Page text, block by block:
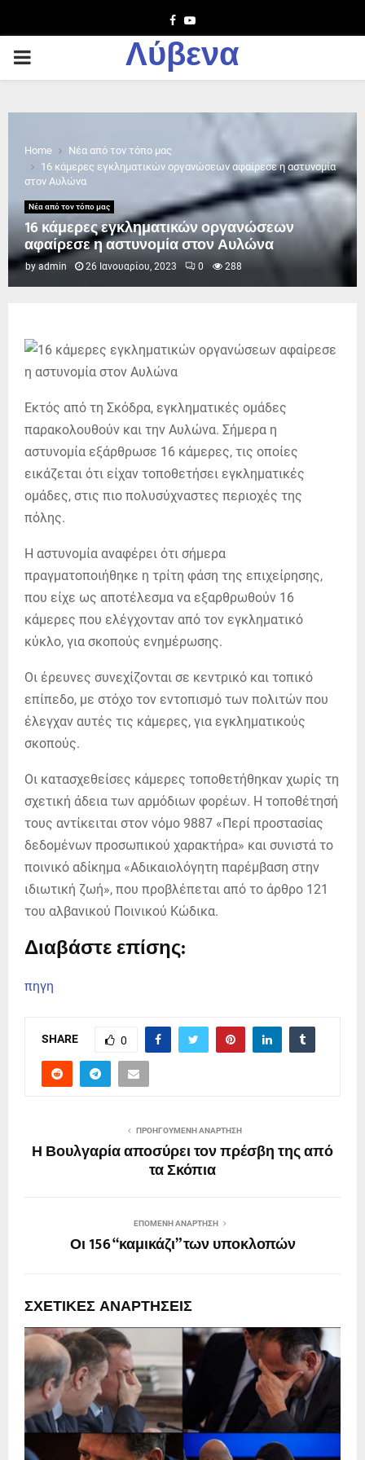
Facebook
Youtube
PRIMARY
Λύβενα
Home
Νέα από τον τόπο μας
16 κάμερες εγκληματικών οργανώσεων αφαίρεσε η αστυνομία
στον Αυλώνα
Νέα από τον τόπο μας
16 κάμερες εγκληματικών οργανώσεων
αφαίρεσε η αστυνομία στον Αυλώνα
byadmin 26 Ιανουαρίου, 2023 0 288
Εκτός από τη Σκόδρα, εγκληματικές ομάδες
παρακολουθούν και την Αυλώνα. Σήμερα η
αστυνομία εξάρθρωσε 16 κάμερες, τις οποίες
εικάζεται ότι είχαν τοποθετήσει εγκληματικές
ομάδες, στις πιο πολυσύχναστες περιοχές της
πόλης.
Η αστυνομία αναφέρει ότι σήμερα
πραγματοποιήθηκε η τρίτη φάση της επιχείρησης,
που είχε ως αποτέλεσμα να εξαρθρωθούν 16
κάμερες που ελέγχονταν από τον εγκληματικό
κύκλο, για σκοπούς ενημέρωσης.
Οι έρευνες συνεχίζονται σε κεντρικό και τοπικό
επίπεδο, με στόχο τον εντοπισμό των πολιτών που
έλεγχαν αυτές τις κάμερες, για εγκληματικούς
σκοπούς.
Οι κατασχεθείσες κάμερες τοποθετήθηκαν χωρίς τη
σχετική άδεια των αρμόδιων φορέων. Η τοποθέτησή
τους αντίκειται στον νόμο 9887 «Περί προστασίας
δεδομένων προσωπικού χαρακτήρα» και συνιστά το
ποινικό αδίκημα «Αδικαιολόγητη παρέμβαση στην
ιδιωτική ζωή», που προβλέπεται από το άρθρο 121
του αλβανικού Ποινικού Κώδικα.
Διαβάστε επίσης:
πηγη
SHARE 0
ΠΡΟΗΓΟΎΜΕΝΗ ΑΝΆΡΤΗΣΗ
Η Βουλγαρία αποσύρει τον πρέσβη της από
τα Σκόπια
ΕΠΌΜΕΝΗ ΑΝΆΡΤΗΣΗ
Οι 156 “καμικάζι” των υποκλοπών
ΣΧΕΤΙΚΈΣ ΑΝΑΡΤΉΣΕΙΣ